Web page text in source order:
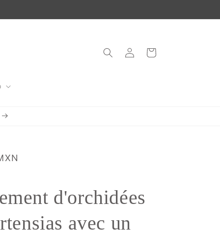
ConnexionPanier
d'orchidées
avec un